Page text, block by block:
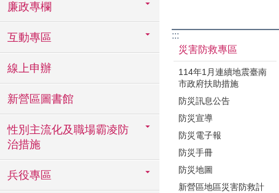
廉政專欄
互動專區
線上申辦
新營區圖書館
性別主流化及職場霸凌防
治措施
兵役專區
:::
災害防救專區
114年1月連續地震臺南
市政府扶助措施
防災訊息公告
防災宣導
防災電子報
防災手冊
防災地圖
新營區地區災害防救計